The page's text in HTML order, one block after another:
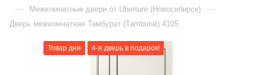
— Межкомнатные двери от Uberture (Новосибирск) —
Дверь межкомнатная Тамбурат (Tamburat) 4105
Товар дня 4-я дверь в подарок!